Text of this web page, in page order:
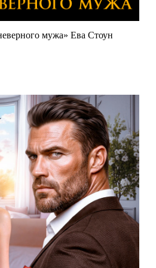
мужа» Ева Стоун